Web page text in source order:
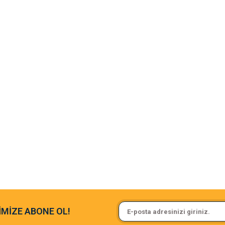
Sa**** On******
ABONE OL!